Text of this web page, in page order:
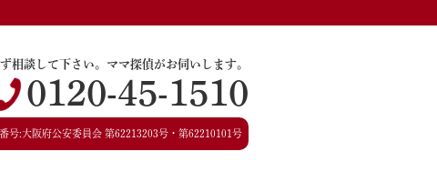
相談して下さい。 ママ探偵がお伺いします。
0120-45-1510
号:大阪府公安委員会 第62213203号・第62210101号